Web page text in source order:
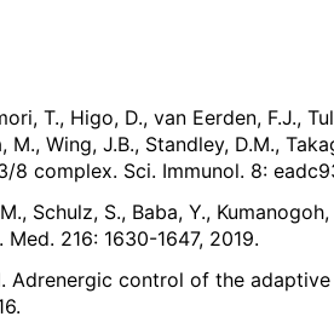
T., Higo, D., van Eerden, F.J.,
M., Wing, J.B., Standley, D.M.,
complex. Sci. Immunol. 8:
Schulz, S., Baba, Y.,
216: 1630-1647, 2019.
Adrenergic control of the